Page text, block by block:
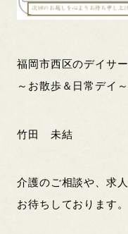
福岡市西区のデイサ
～お散歩＆日常デイ
竹田 未結
介護のご相談や、求
お待ちしております。